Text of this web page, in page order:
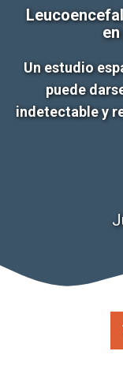
Un estudio
puede
indetectable y